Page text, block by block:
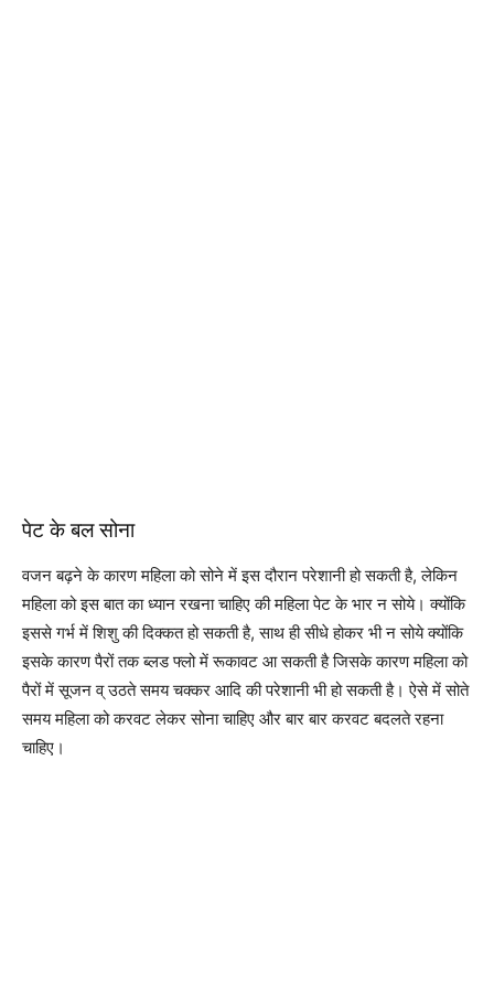
पेट के बल सोना
वजन बढ़ने के कारण महिला को सोने में इस दौरान परेशानी हो सकती है, लेकिन
महिला को इस बात का ध्यान रखना चाहिए की महिला पेट के भार न सोये। क्योंकि
इससे गर्भ में शिशु की दिक्कत हो सकती है, साथ ही सीधे होकर भी न सोये क्योंकि
इसके कारण पैरों तक ब्लड फ्लो में रूकावट आ सकती है जिसके कारण महिला को
पैरों में सूजन व् उठते समय चक्कर आदि की परेशानी भी हो सकती है। ऐसे में सोते
समय महिला को करवट लेकर सोना चाहिए और बार बार करवट बदलते रहना
चाहिए।